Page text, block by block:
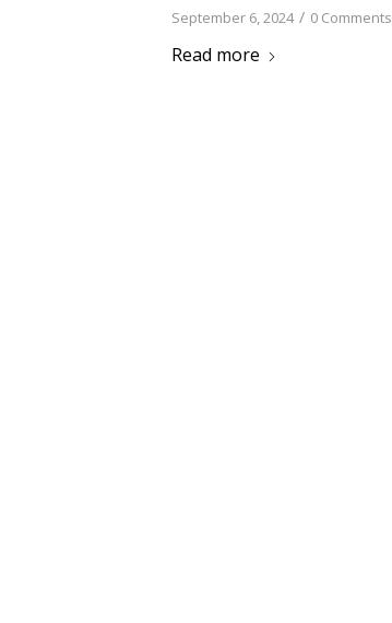
September 6, 2024 / 0 Comments
Read more